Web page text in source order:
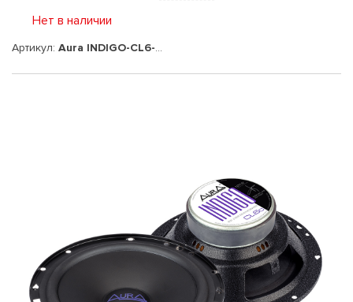
Нет в наличии
Артикул: Aura INDIGO-CL6-MB